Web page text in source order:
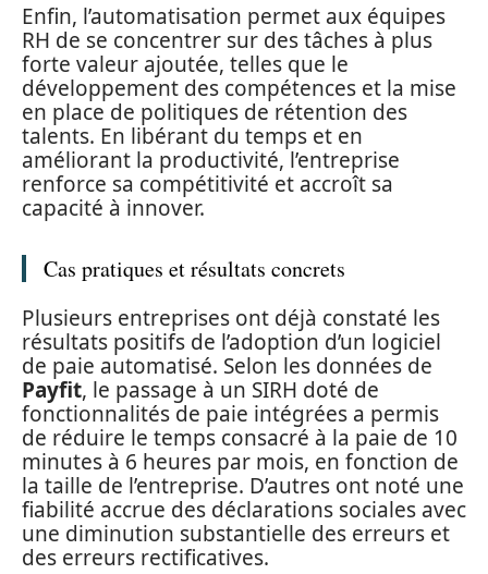
Enfin, l’automatisation permet aux équipes
RH de se concentrer sur des tâches à plus
forte valeur ajoutée, telles que le
développement des compétences et la mise
en place de politiques de rétention des
talents. En libérant du temps et en
améliorant la productivité, l’entreprise
renforce sa compétitivité et accroît sa
capacité à innover.
Cas pratiques et résultats concrets
Plusieurs entreprises ont déjà constaté les
résultats positifs de l’adoption d’un logiciel
de paie automatisé. Selon les données de
Payfit, le passage à un SIRH doté de
fonctionnalités de paie intégrées a permis
de réduire le temps consacré à la paie de 10
minutes à 6 heures par mois, en fonction de
la taille de l’entreprise. D’autres ont noté une
fiabilité accrue des déclarations sociales avec
une diminution substantielle des erreurs et
des erreurs rectificatives.